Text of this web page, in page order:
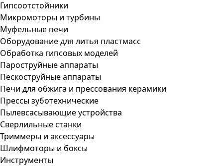
Гипсоотстойники
Микромоторы и турбины
Муфельные печи
Оборудование для литья пластмасс
Обработка гипсовых моделей
Пароструйные аппараты
Пескоструйные аппараты
Печи для обжига и прессования керамики
Прессы зуботехнические
Пылевсасывающие устройства
Сверлильные станки
Триммеры и аксессуары
Шлифмоторы и боксы
Инструменты